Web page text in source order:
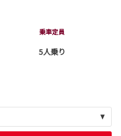
乗車定員
5人乗り